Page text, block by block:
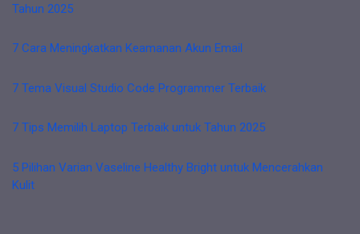
Tahun 2025
7 Cara Meningkatkan Keamanan Akun Email
7 Tema Visual Studio Code Programmer Terbaik
7 Tips Memilih Laptop Terbaik untuk Tahun 2025
5 Pilihan Varian Vaseline Healthy Bright untuk Mencerahkan
Kulit